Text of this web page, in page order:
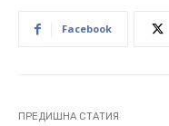
Facebook
ПРЕДИШНА СТАТИЯ